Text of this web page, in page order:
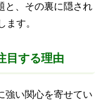
と、その裏に隠され
ます。
目する理由
強い関心を寄せてい